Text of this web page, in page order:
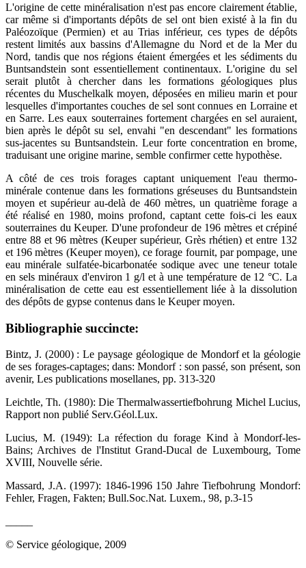
L'origine de cette minéralisation n'est pas encore clairement établie,
car même si d'importants dépôts de sel ont bien existé à la fin du
Paléozoïque (Permien) et au Trias inférieur, ces types de dépôts
restent limités aux bassins d'Allemagne du Nord et de la Mer du
Nord, tandis que nos régions étaient émergées et les sédiments du
Buntsandstein sont essentiellement continentaux. L'origine du sel
serait plutôt à chercher dans les formations géologiques plus
récentes du Muschelkalk moyen, déposées en milieu marin et pour
lesquelles d'importantes couches de sel sont connues en Lorraine et
en Sarre. Les eaux souterraines fortement chargées en sel auraient,
bien après le dépôt su sel, envahi "en descendant" les formations
sus-jacentes su Buntsandstein. Leur forte concentration en brome,
traduisant une origine marine, semble confirmer cette hypothèse.
A côté de ces trois forages captant uniquement l'eau thermo-
minérale contenue dans les formations gréseuses du Buntsandstein
moyen et supérieur au-delà de 460 mètres, un quatrième forage a
été réalisé en 1980, moins profond, captant cette fois-ci les eaux
souterraines du Keuper. D'une profondeur de 196 mètres et crépiné
entre 88 et 96 mètres (Keuper supérieur, Grès rhétien) et entre 132
et 196 mètres (Keuper moyen), ce forage fournit, par pompage, une
eau minérale sulfatée-bicarbonatée sodique avec une teneur totale
en sels minéraux d'environ 1 g/l et à une température de 12 °C. La
minéralisation de cette eau est essentiellement liée à la dissolution
des dépôts de gypse contenus dans le Keuper moyen.
Bibliographie succincte:
Bintz, J. (2000) : Le paysage géologique de Mondorf et la géologie
de ses forages-captages; dans: Mondorf : son passé, son présent, son
avenir, Les publications mosellanes, pp. 313-320
Leichtle, Th. (1980): Die Thermalwassertiefbohrung Michel Lucius,
Rapport non publié Serv.Géol.Lux.
Lucius, M. (1949): La réfection du forage Kind à Mondorf-les-
Bains; Archives de l'Institut Grand-Ducal de Luxembourg, Tome
XVIII, Nouvelle série.
Massard, J.A. (1997): 1846-1996 150 Jahre Tiefbohrung Mondorf:
Fehler, Fragen, Fakten; Bull.Soc.Nat. Luxem., 98, p.3-15
© Service géologique, 2009